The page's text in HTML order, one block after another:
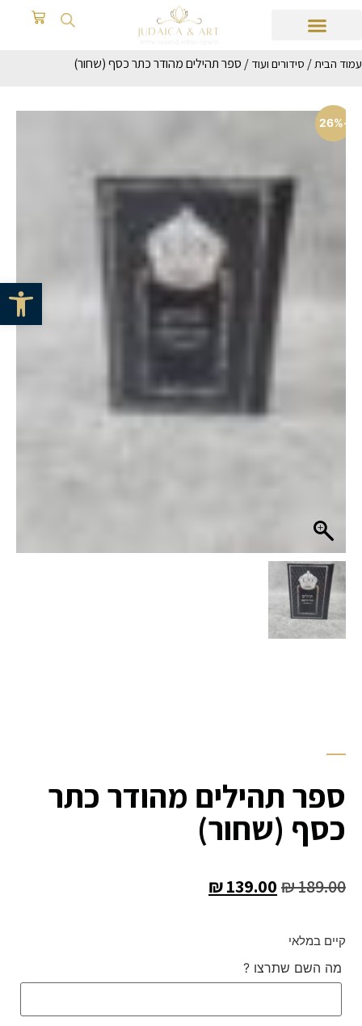
פתח
עמוד הבית/ סידורים ועוד / ספר תהילים מהודר כתר כסף (שחור)
-26%
ספר תהילים מהודר כתר
כסף (שחור)
₪189.00
₪139.00
קיים במלאי
מה השם שתרצו ?